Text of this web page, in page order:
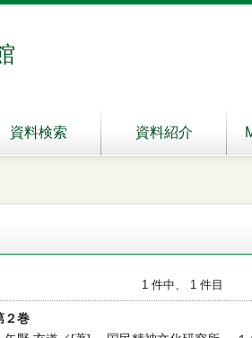
資料検索 資料紹介
1 件中、 1 件目
２巻